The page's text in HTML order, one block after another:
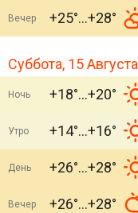
Вечер +25° +28°
Суббота, 15 Августа
Ночь +18° +20°
Утро +14° +16°
День +26° +28°
Вечер +26° +28°